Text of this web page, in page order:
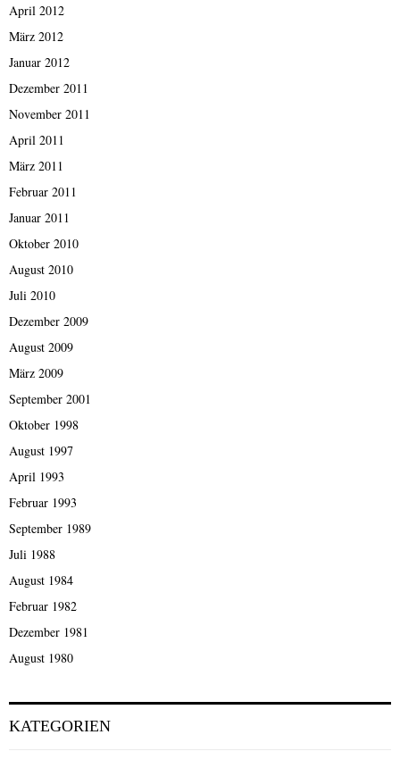
April 2012
März 2012
Januar 2012
Dezember 2011
November 2011
April 2011
März 2011
Februar 2011
Januar 2011
Oktober 2010
August 2010
Juli 2010
Dezember 2009
August 2009
März 2009
September 2001
Oktober 1998
August 1997
April 1993
Februar 1993
September 1989
Juli 1988
August 1984
Februar 1982
Dezember 1981
August 1980
KATEGORIEN